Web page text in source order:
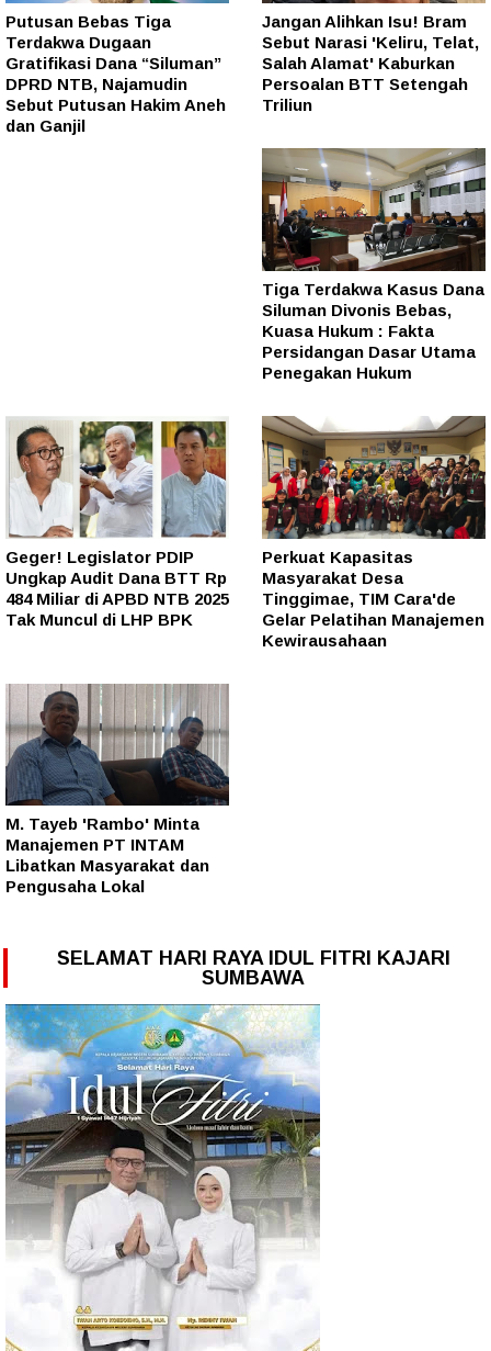
Putusan Bebas Tiga
Terdakwa Dugaan
Gratifikasi Dana “Siluman”
DPRD NTB, Najamudin
Sebut Putusan Hakim Aneh
dan Ganjil
Jangan Alihkan Isu! Bram
Sebut Narasi 'Keliru, Telat,
Salah Alamat' Kaburkan
Persoalan BTT Setengah
Triliun
Tiga Terdakwa Kasus Dana
Siluman Divonis Bebas,
Kuasa Hukum : Fakta
Persidangan Dasar Utama
Penegakan Hukum
Geger! Legislator PDIP
Ungkap Audit Dana BTT Rp
484 Miliar di APBD NTB 2025
Tak Muncul di LHP BPK
Perkuat Kapasitas
Masyarakat Desa
Tinggimae, TIM Cara'de
Gelar Pelatihan Manajemen
Kewirausahaan
M. Tayeb 'Rambo' Minta
Manajemen PT INTAM
Libatkan Masyarakat dan
Pengusaha Lokal
SELAMAT HARI RAYA IDUL FITRI KAJARI
SUMBAWA